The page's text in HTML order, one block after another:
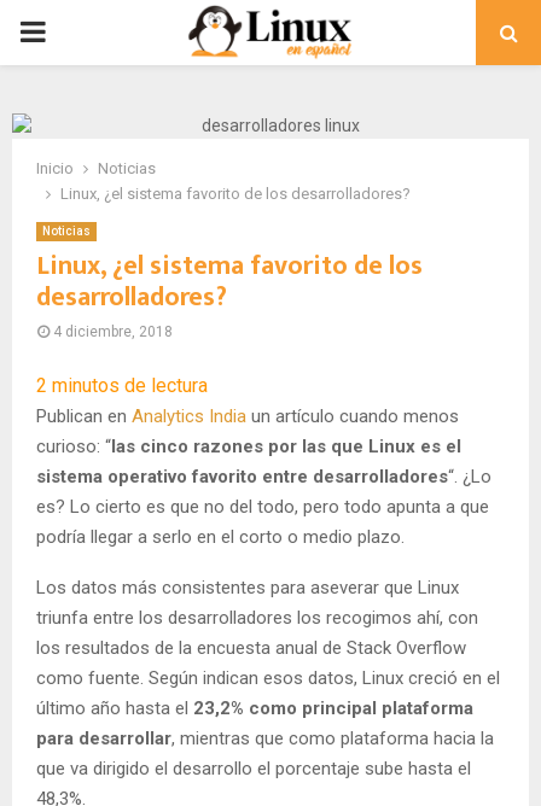
PRIMARY
Inicio
Noticias
Linux, ¿el sistema favorito de los desarrolladores?
Noticias
Linux, ¿el sistema favorito de los
desarrolladores?
4 diciembre, 2018
2 minutos de lectura
Publican en Analytics India un artículo cuando menos
curioso: “las cinco razones por las que Linux es el
sistema operativo favorito entre desarrolladores“. ¿Lo
es? Lo cierto es que no del todo, pero todo apunta a que
podría llegar a serlo en el corto o medio plazo.
Los datos más consistentes para aseverar que Linux
triunfa entre los desarrolladores los recogimos ahí, con
los resultados de la encuesta anual de Stack Overflow
como fuente. Según indican esos datos, Linux creció en el
último año hasta el 23,2% como principal plataforma
para desarrollar, mientras que como plataforma hacia la
que va dirigido el desarrollo el porcentaje sube hasta el
48,3%.